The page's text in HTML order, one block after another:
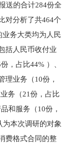
的合计284份全
对分析了共464个
务大类均为人民
括人民币收付业
，占比44% ）、
理业务（10份，
务（21份，占比
和服务（10份，
本次调研的对象
费格式合同的整